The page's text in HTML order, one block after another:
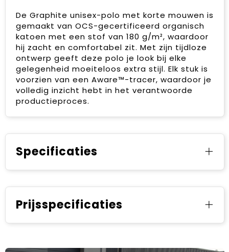
De Graphite unisex-polo met korte mouwen is
gemaakt van OCS-gecertificeerd organisch
katoen met een stof van 180 g/m², waardoor
hij zacht en comfortabel zit. Met zijn tijdloze
ontwerp geeft deze polo je look bij elke
gelegenheid moeiteloos extra stijl. Elk stuk is
voorzien van een Aware™-tracer, waardoor je
volledig inzicht hebt in het verantwoorde
productieproces.
Specificaties
Prijsspecificaties